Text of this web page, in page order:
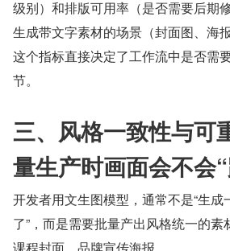
级别）和排版可用率（是否需要后期
生成带文字素材的场景（封面图、海
这个指标直接决定了工作流中是否需
节。
三、风格一致性与可
量生产时画面会不会
开发者用文生图模型，通常不是“生
了”，而是需要批量产出风格统一的
课程封面、品牌宣传海报。